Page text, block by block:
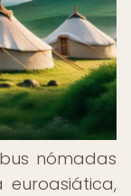
nómadas